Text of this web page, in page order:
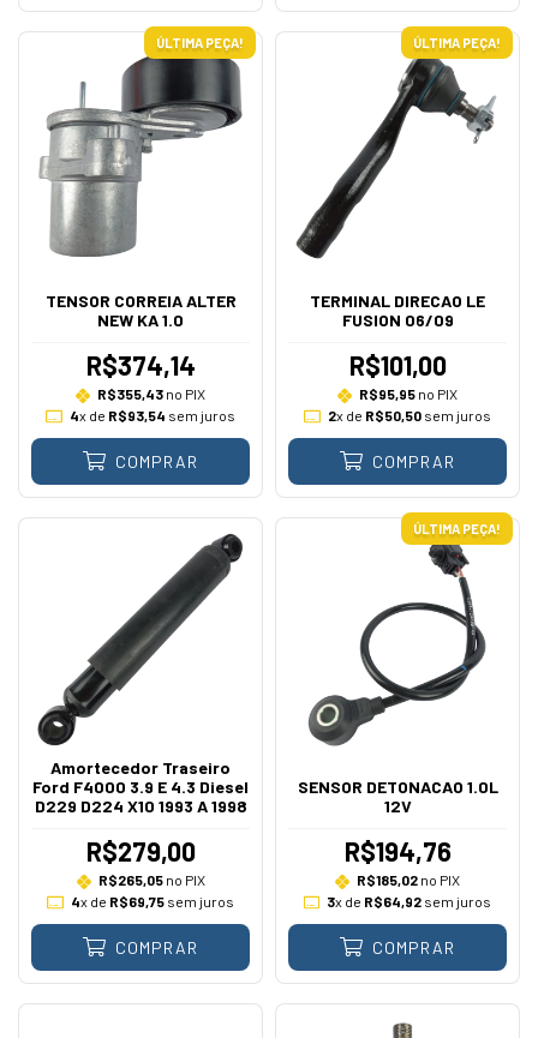
ÚLTIMA PEÇA!
TENSOR CORREIA ALTER
NEW KA 1.0
R$374,14
R$355,43 no PIX
4x de R$93,54 sem juros
COMPRAR
ÚLTIMA PEÇA!
TERMINAL DIRECAO LE
FUSION 06/09
R$101,00
R$95,95 no PIX
2x de R$50,50sem juros
COMPRAR
Amortecedor Traseiro
Ford F4000 3.9 E 4.3 Diesel
D229 D224 X10 1993 A 1998
R$279,00
R$265,05no PIX
4x de R$69,75sem juros
COMPRAR
ÚLTIMA PEÇA!
SENSOR DETONACAO 1.0L
12V
R$194,76
R$185,02 no PIX
3x de R$64,92 sem juros
COMPRAR